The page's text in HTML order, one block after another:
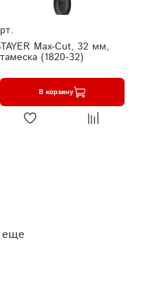
Max-Cut, 32 мм,
(1820-32)
В корзину
еще